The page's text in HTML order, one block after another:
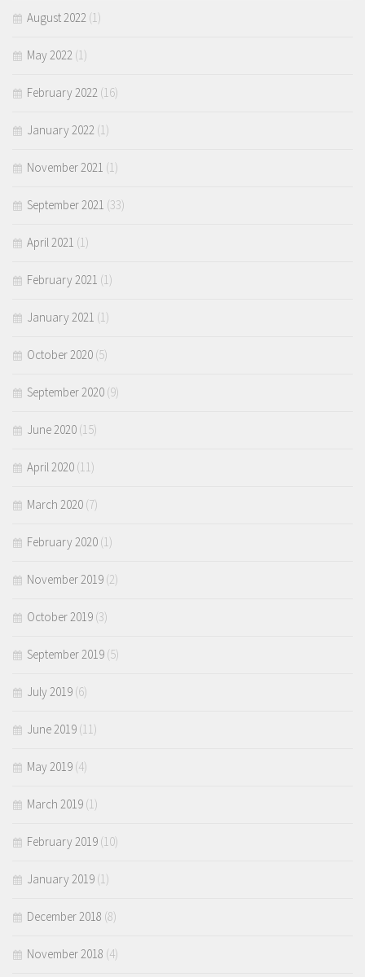
August 2022 (1)
May 2022 (1)
February 2022 (16)
January 2022 (1)
November 2021 (1)
September 2021 (33)
April 2021 (1)
February 2021 (1)
January 2021 (1)
October 2020 (5)
September 2020 (9)
June 2020 (15)
April 2020 (11)
March 2020 (7)
February 2020 (1)
November 2019 (2)
October 2019 (3)
September 2019 (5)
July 2019 (6)
June 2019 (11)
May 2019 (4)
March 2019 (1)
February 2019 (10)
January 2019 (1)
December 2018 (8)
November 2018 (4)